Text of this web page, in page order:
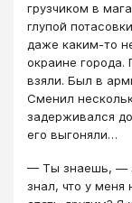
грузчиком в
глупой
даже каким-то
окраине города.
взяли. Был в
Сменил
задерживался
его выгоняли…
— Ты знаешь, —
знал, что у меня